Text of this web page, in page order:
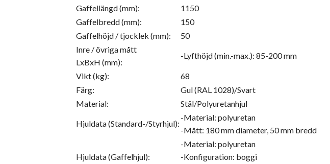
Gaffellängd (mm):
1150
Gaffelbredd (mm):
150
Gaffelhöjd / tjocklek (mm):
50
Inre / övriga mått
LxBxH (mm):
-Lyfthöjd (min.-max.): 85-200 mm
Vikt (kg):
68
Färg:
Gul (RAL 1028)/Svart
Material:
Stål/Polyuretanhjul
Hjuldata (Standard-/Styrhjul):
-Material: polyuretan
-Mått: 180 mm diameter, 50 mm bredd
Hjuldata (Gaffelhjul):
-Material: polyuretan
-Konfiguration: boggi